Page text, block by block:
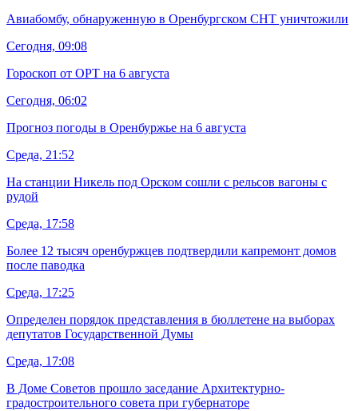
Авиабомбу, обнаруженную в Оренбургском СНТ уничтожили
Сегодня, 09:08
Гороскоп от ОРТ на 6 августа
Сегодня, 06:02
Прогноз погоды в Оренбуржье на 6 августа
Среда, 21:52
На станции Никель под Орском сошли с рельсов вагоны с
рудой
Среда, 17:58
Более 12 тысяч оренбуржцев подтвердили капремонт домов
после паводка
Среда, 17:25
Определен порядок представления в бюллетене на выборах
депутатов Государственной Думы
Среда, 17:08
В Доме Советов прошло заседание Архитектурно-
градостроительного совета при губернаторе